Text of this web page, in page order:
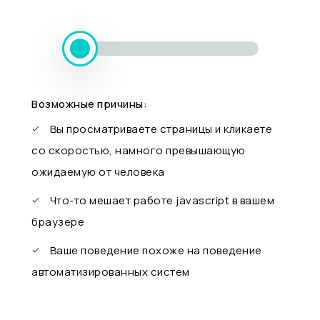
Возможные причины:
Вы просматриваете страницы и кликаете
со скоростью, намного превышающую
ожидаемую от человека
Что-то мешает работе javascript в вашем
браузере
Ваше поведение похоже на поведение
автоматизированных систем